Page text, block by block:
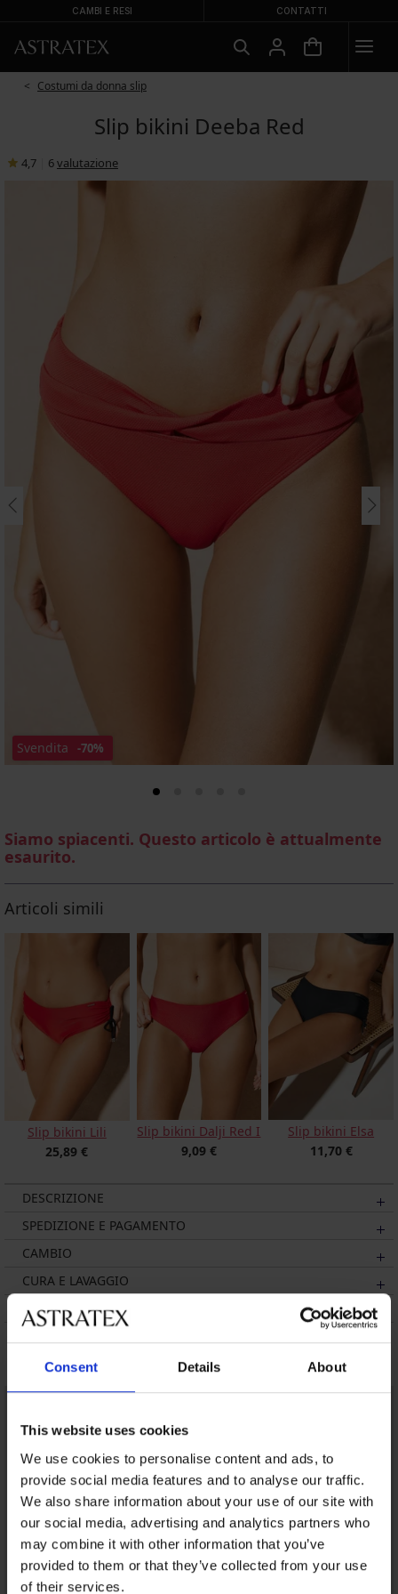
Consent Details About
This website uses cookies
We use cookies to personalise content and ads, to
provide social media features and to analyse our traffic.
We also share information about your use of our site with
our social media, advertising and analytics partners who
may combine it with other information that you’ve
provided to them or that they’ve collected from your use
of their services.
CAMBI E RESI CONTATTI
Costumi da donna slip
Slip bikini Deeba Red
4,7 6valutazione
Svendita -70%
Siamo spiacenti. Questo articolo è attualmente
esaurito.
Articoli simili
Slip bikini Lili
25,89 €
Slip bikini Dalji Red I
9,09 €
Slip bikini Elsa
11,70 €
DESCRIZIONE
SPEDIZIONE E PAGAMENTO
CAMBIO
CURA E LAVAGGIO
SUL MARCHIO
Potrebbe piacerti
LIMITED